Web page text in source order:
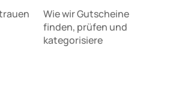
Wie wir Gutscheine
finden, prüfen und
kategorisiere